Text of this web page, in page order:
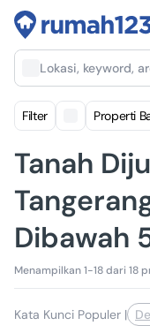
Lokasi, keyword,
Filter Properti
Tanah
Dibawah
Menampilkan 1-18 dari 18
Kata Kunci Populer |